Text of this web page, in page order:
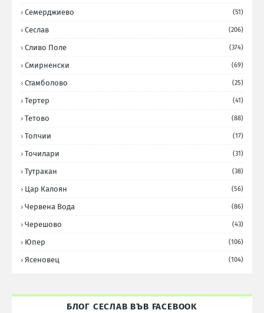
Семерджиево (51)
Сеслав (206)
Сливо Поле (374)
Смирненски (69)
Стамболово (25)
Тертер (41)
Тетово (88)
Топчии (17)
Точилари (31)
Тутракан (38)
Цар Калоян (56)
Червена Вода (86)
Черешово (43)
Юпер (106)
Ясеновец (104)
БЛОГ СЕСЛАВ ВЪВ FACEBOOK